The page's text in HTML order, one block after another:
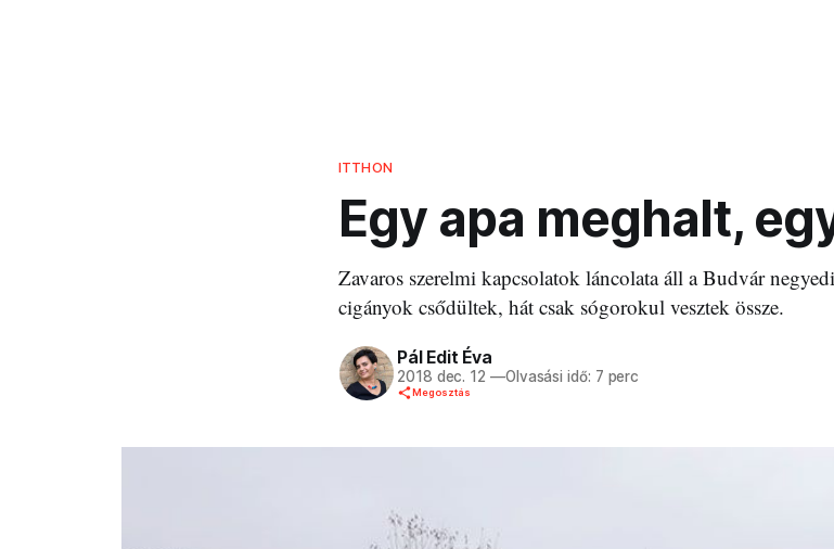
ITTHON
Egy apa meghalt,
Zavaros szerelmi kapcsolatok láncolata áll a Budvár
cigányok csődültek, hát csak sógorokul vesztek össze.
Pál Edit Éva
2018 dec. 12 —Olvasási idő: 7 perc
Megosztás